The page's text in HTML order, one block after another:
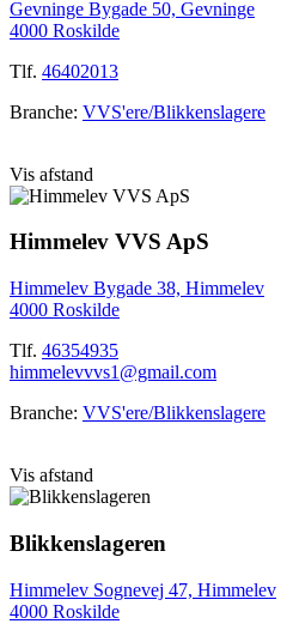
Gevninge Bygade 50, Gevninge
4000 Roskilde
Tlf. 46402013
Branche: VVS'ere/Blikkenslagere
Vis afstand
Himmelev VVS ApS
Himmelev Bygade 38, Himmelev
4000 Roskilde
Tlf. 46354935
himmelevvvs1@gmail.com
Branche: VVS'ere/Blikkenslagere
Vis afstand
Blikkenslageren
Himmelev Sognevej 47, Himmelev
4000 Roskilde